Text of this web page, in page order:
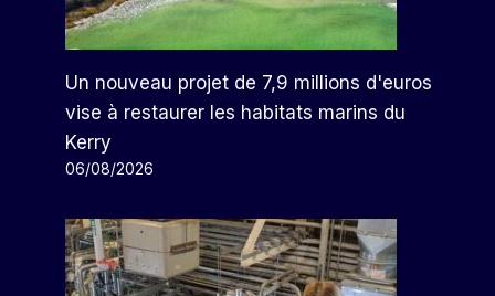
Un nouveau projet de 7,9 millions d'euros
vise à restaurer les habitats marins du
Kerry
06/08/2026